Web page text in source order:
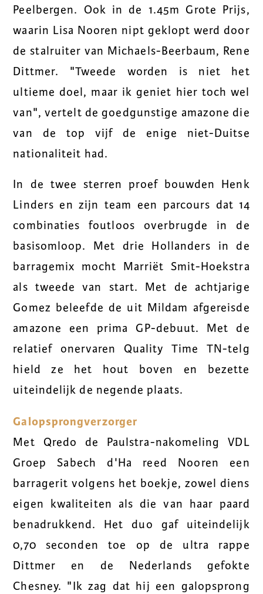
Peelbergen. Ook in de 1.45m Grote Prijs,
waarin Lisa Nooren nipt geklopt werd door
de stalruiter van Michaels-Beerbaum, Rene
Dittmer. "Tweede worden is niet het
ultieme doel, maar ik geniet hier toch wel
van", vertelt de goedgunstige amazone die
van de top vijf de enige niet-Duitse
nationaliteit had.
In de twee sterren proef bouwden Henk
Linders en zijn team een parcours dat 14
combinaties foutloos overbrugde in de
basisomloop. Met drie Hollanders in de
barragemix mocht Marriët Smit-Hoekstra
als tweede van start. Met de achtjarige
Gomez beleefde de uit Mildam afgereisde
amazone een prima GP-debuut. Met de
relatief onervaren Quality Time TN-telg
hield ze het hout boven en bezette
uiteindelijk de negende plaats.
Galopsprongverzorger
Met Qredo de Paulstra-nakomeling VDL
Groep Sabech d'Ha reed Nooren een
barragerit volgens het boekje, zowel diens
eigen kwaliteiten als die van haar paard
benadrukkend. Het duo gaf uiteindelijk
0,70 seconden toe op de ultra rappe
Dittmer en de Nederlands gefokte
Chesney. "Ik zag dat hij een galopsprong